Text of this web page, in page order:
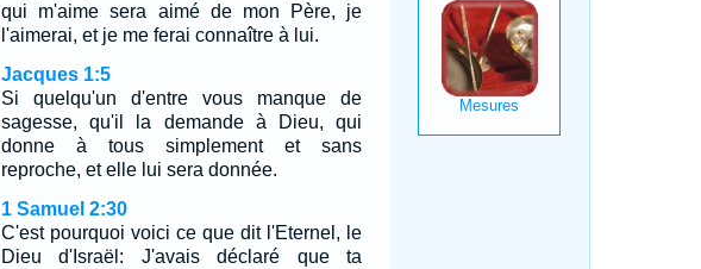
qui m'aime sera aimé de mon Père, je
l'aimerai, et je me ferai connaître à lui.
Jacques 1:5
Si quelqu'un d'entre vous manque de
sagesse, qu'il la demande à Dieu, qui
donne à tous simplement et sans
reproche, et elle lui sera donnée.
1 Samuel 2:30
C'est pourquoi voici ce que dit l'Eternel, le
Dieu d'Israël: J'avais déclaré que ta